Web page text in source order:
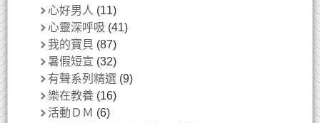
心好男人 (11)
心靈深呼吸 (41)
我的寶貝 (87)
暑假短宣 (32)
有聲系列精選 (9)
樂在教養 (16)
活動ＤＭ (6)